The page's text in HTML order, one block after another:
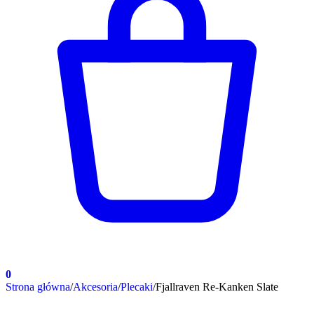
0
Strona główna/Akcesoria/Plecaki/Fjallraven Re-Kanken Slate